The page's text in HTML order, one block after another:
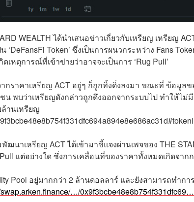
WEALTH ได้นำเสนอข่าวเกี่ยวกับเหรียญ เหรียญ
‘DeFansFi Token’ ซึ่งเป็นการผนวกระหว่าง Fans
เหตุการณ์ที่เข้าข่ายว่าอาจจะเป็นการ ‘Rug Pull’
กราคาเหรียญ ACT อยู่ๆ ก็ถูกทิ้งดิ่งลงมา ขณะที่ ข้อมูลข
น พบว่าเหรียญดังกล่าวถูกดึงออกจากระบบไป ทำให้ไ
านเหรียญ
ฒนาเหรียญ ACT ได้เข้ามาชี้แจงผ่านเพจของ THE
แต่อย่างใด ซึ่งการเคลื่อนที่ของราคาทั้งหมดเกิดจา
Pool อยู่มากกว่า 2 ล้านดอลลาร์ และยังสามารถทำก
swap.arken.finance/…/0x9f3bcbe48e8b754f331dfc69…